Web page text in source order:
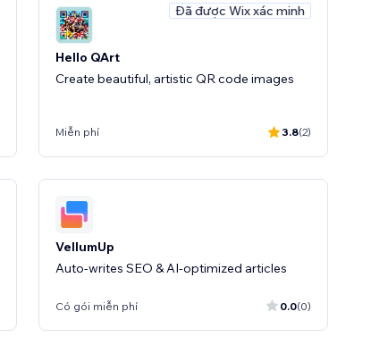
Đã được Wix xác minh
Hello QArt
Create beautiful, artistic QR code images
Miễn phí 3.8(2)
VellumUp
Auto-writes SEO & AI-optimized articles
Có gói miễn phí 0.0(0)